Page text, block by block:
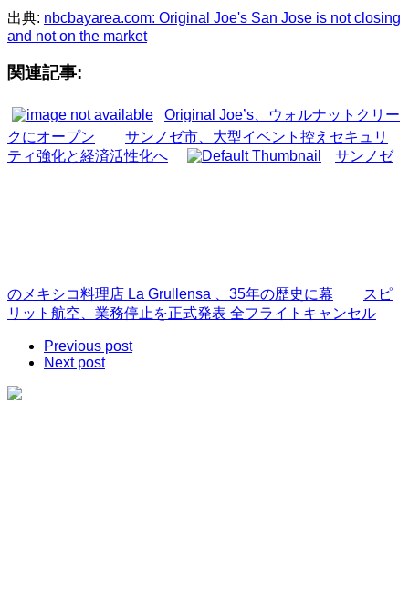
出典: nbcbayarea.com: Original Joe's San Jose is not closing
and not on the market
関連記事:
Original Joe’s、ウォルナットクリー
クにオープン
サンノゼ市、大型イベント控えセキュリ
ティ強化と経済活性化へ
サンノゼ
のメキシコ料理店 La Grullensa 、35年の歴史に幕
スピ
リット航空、業務停止を正式発表 全フライトキャンセル
Previous post
Next post